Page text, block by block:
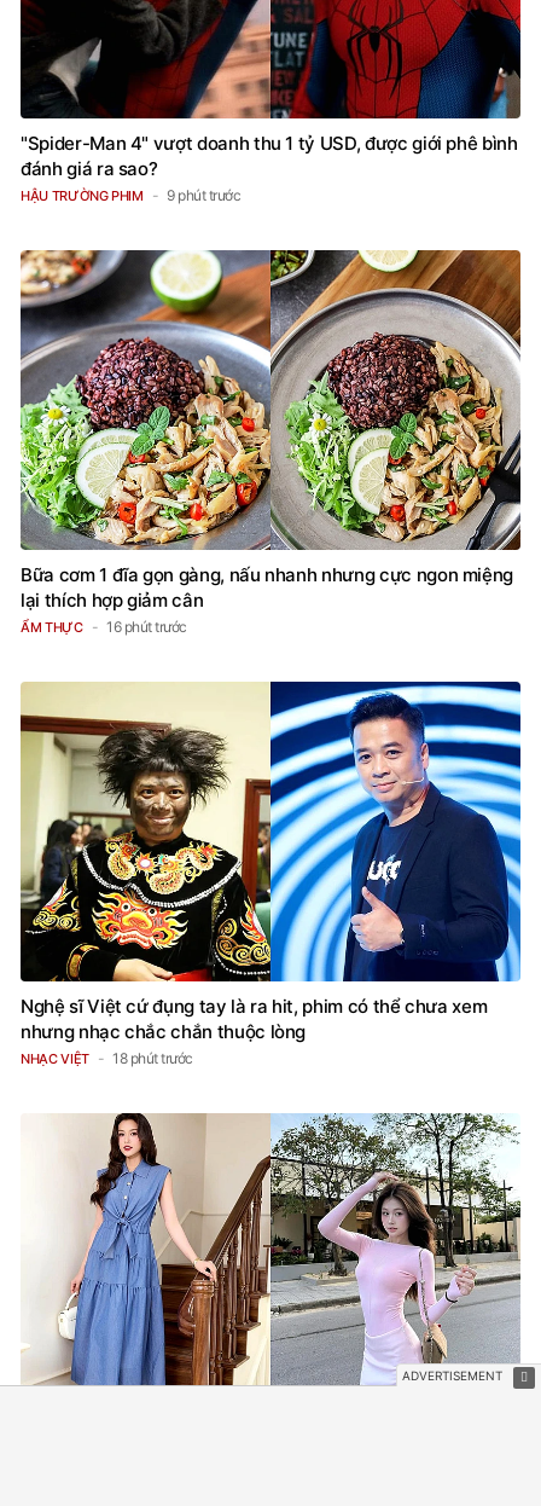
"Spider-Man 4" vượt doanh thu 1 tỷ USD, được giới phê bình
đánh giá ra sao?
HẬU TRƯỜNG PHIM 9 phút trước
Bữa cơm 1 đĩa gọn gàng, nấu nhanh nhưng cực ngon miệng
lại thích hợp giảm cân
ẨM THỰC 16 phút trước
Nghệ sĩ Việt cứ đụng tay là ra hit, phim có thể chưa xem
nhưng nhạc chắc chắn thuộc lòng
NHẠC VIỆT 18 phút trước